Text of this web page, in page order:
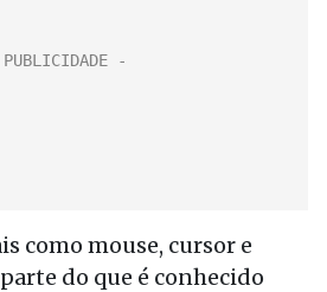
como mouse, cursor e
do que é conhecido